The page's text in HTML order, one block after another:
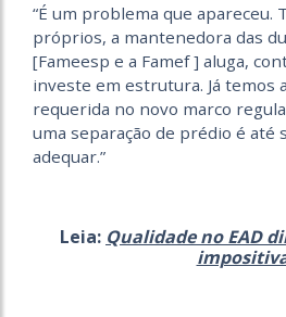
“É um problema que apareceu.
próprios, a mantenedora das
[Fameesp e a Famef ] aluga,
investe em estrutura. Já temos
requerida no novo marco
uma separação de prédio é até
adequar.”
Leia: Qualidade no EAD